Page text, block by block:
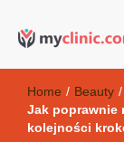
Home / Beauty /
Jak poprawnie
kolejności